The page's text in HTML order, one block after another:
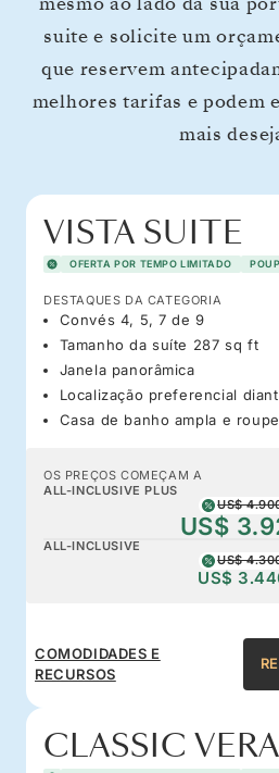
suite e solicite um
que reservem
melhores tarifas e podem
mais
VISTA SUITE
OFERTA POR TEMPO LIMITADO
DESTAQUES DA CATEGORIA
Convés 4, 5, 7 de 9
Tamanho da suíte 287 sq ft
Janela panorâmica
Localização preferencial
Casa de banho ampla e
OS PREÇOS COMEÇAM A
ALL-INCLUSIVE PLUS
US$
US$
ALL-INCLUSIVE
US$
US$
COMODIDADES E
RECURSOS
CLASSIC